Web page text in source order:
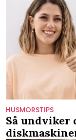
HUSMORSTIPS
Så undviker